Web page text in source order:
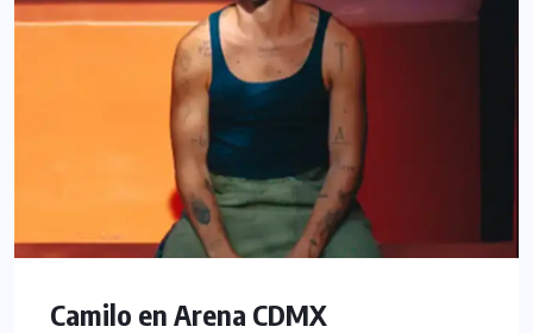
Camilo en Arena CDMX